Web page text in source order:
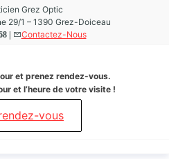
Grez Optic
29/1 – 1390 Grez-Doiceau
| Contactez-Nous
et prenez rendez-vous.
et l’heure de votre visite !
vous